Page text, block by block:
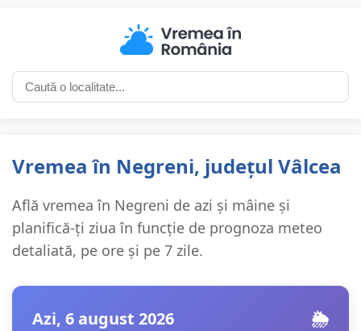
Vremea în Negreni, județul Vâlcea
Află vremea în Negreni de azi și mâine și
planifică-ți ziua în funcție de prognoza meteo
detaliată, pe ore și pe 7 zile.
Azi, 6 august 2026 🌦️